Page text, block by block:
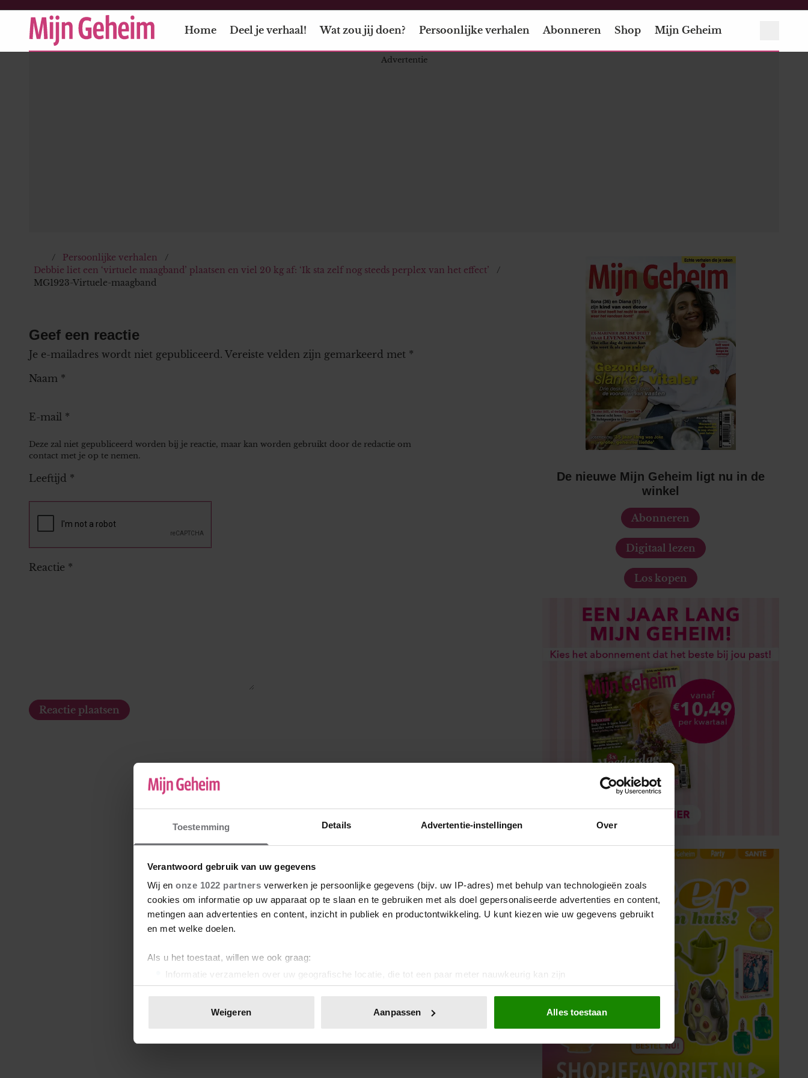
Toestemming Details Advertentie-instellingen Over
Verantwoord gebruik van uw gegevens
Wij en onze 1022 partners verwerken je persoonlijke gegevens (bijv. uw IP-adres) met behulp van technologieën zoals
cookies om informatie op uw apparaat op te slaan en te gebruiken met als doel gepersonaliseerde advertenties en content,
metingen aan advertenties en content, inzicht in publiek en productontwikkeling. U kunt kiezen wie uw gegevens gebruikt
en met welke doelen.
Als u het toestaat, willen we ook graag:
Informatie verzamelen over uw geografische locatie, die tot een paar meter nauwkeurig kan zijn
Uw apparaat identificeren door het actief te scannen op specifieke eigenschappen (fingerprinting)
toestemming op elk moment wijzigen of intrekken in de Cookieverklaring.
We gebruiken cookies om content en advertenties te personaliseren, om functies voor social media te bieden en om ons
websiteverkeer te analyseren. Ook delen we informatie over uw gebruik van onze site met onze partners voor social
Weigeren Aanpassen Alles toestaan
Home Deel je verhaal! Wat zou jij doen? Persoonlijke verhalen Abonneren Shop Mijn Geheim
Persoonlijke verhalen
Debbie liet een ‘virtuele maagband’ plaatsen en viel 20 kg af: ‘Ik sta zelf nog steeds perplex van het effect’
MG1923-Virtuele-maagband
Geef een reactie
Je e-mailadres wordt niet gepubliceerd. Vereiste velden zijn gemarkeerd met *
Naam *
E-mail *
Deze zal niet gepubliceerd worden bij je reactie, maar kan worden gebruikt door de redactie om
contact met je op te nemen.
Leeftijd *
Reactie *
De nieuwe Mijn Geheim ligt nu in de
winkel
Abonneren
Digitaal lezen
Los kopen